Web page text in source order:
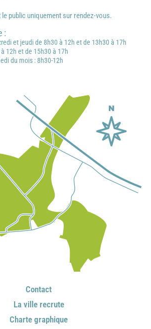
public uniquement sur rendez-vous.
:
et jeudi de 8h30 à 12h et de 13h30 à 17h
12h et de 15h30 à 17h
du mois : 8h30-12h
Contact
La ville recrute
Charte graphique